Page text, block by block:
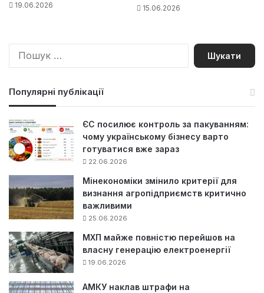
19.06.2026 15.06.2026
П
Популярні публікації
ЄС посилює контроль за пакуванням:
чому українському бізнесу варто
готуватися вже зараз
22.06.2026
Мінекономіки змінило критерії для
визнання агропідприємств критично
важливими
25.06.2026
МХП майже повністю перейшов на
власну генерацію електроенергії
19.06.2026
АМКУ наклав штрафи на